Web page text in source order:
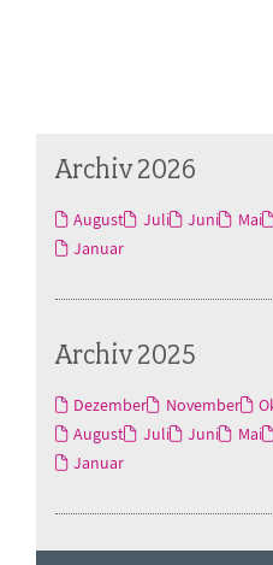
Archiv 2026
August Juli Juni Mai
Januar
Archiv 2025
Dezember November
August
Juli Juni Mai
Januar